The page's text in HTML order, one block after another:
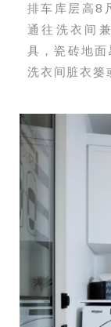
排车库层高8
通往洗衣间
具，瓷砖地
洗衣间脏衣篓